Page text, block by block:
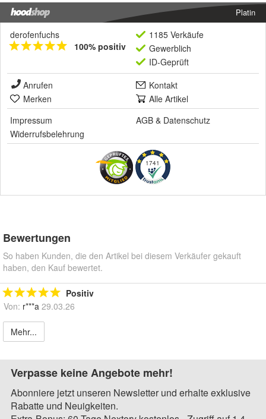
Platin
derofenfuchs
100% positiv
1185 Verkäufe
Gewerblich
ID-Geprüft
Anrufen
Kontakt
Merken
Alle Artikel
Impressum
AGB & Datenschutz
Widerrufsbelehrung
1741
Bewertungen
So haben Kunden, die den Artikel bei diesem Verkäufer gekauft
haben, den Kauf bewertet.
Positiv
Von: r***a 29.03.26
Mehr...
Verpasse keine Angebote mehr!
Abonniere jetzt unseren Newsletter und erhalte exklusive
Rabatte und Neuigkeiten.